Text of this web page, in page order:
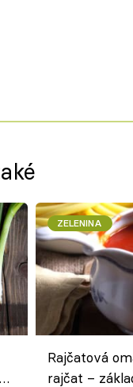
ZELENINA
Rajčatová
rajčat –